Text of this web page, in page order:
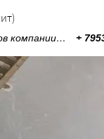
компании… +